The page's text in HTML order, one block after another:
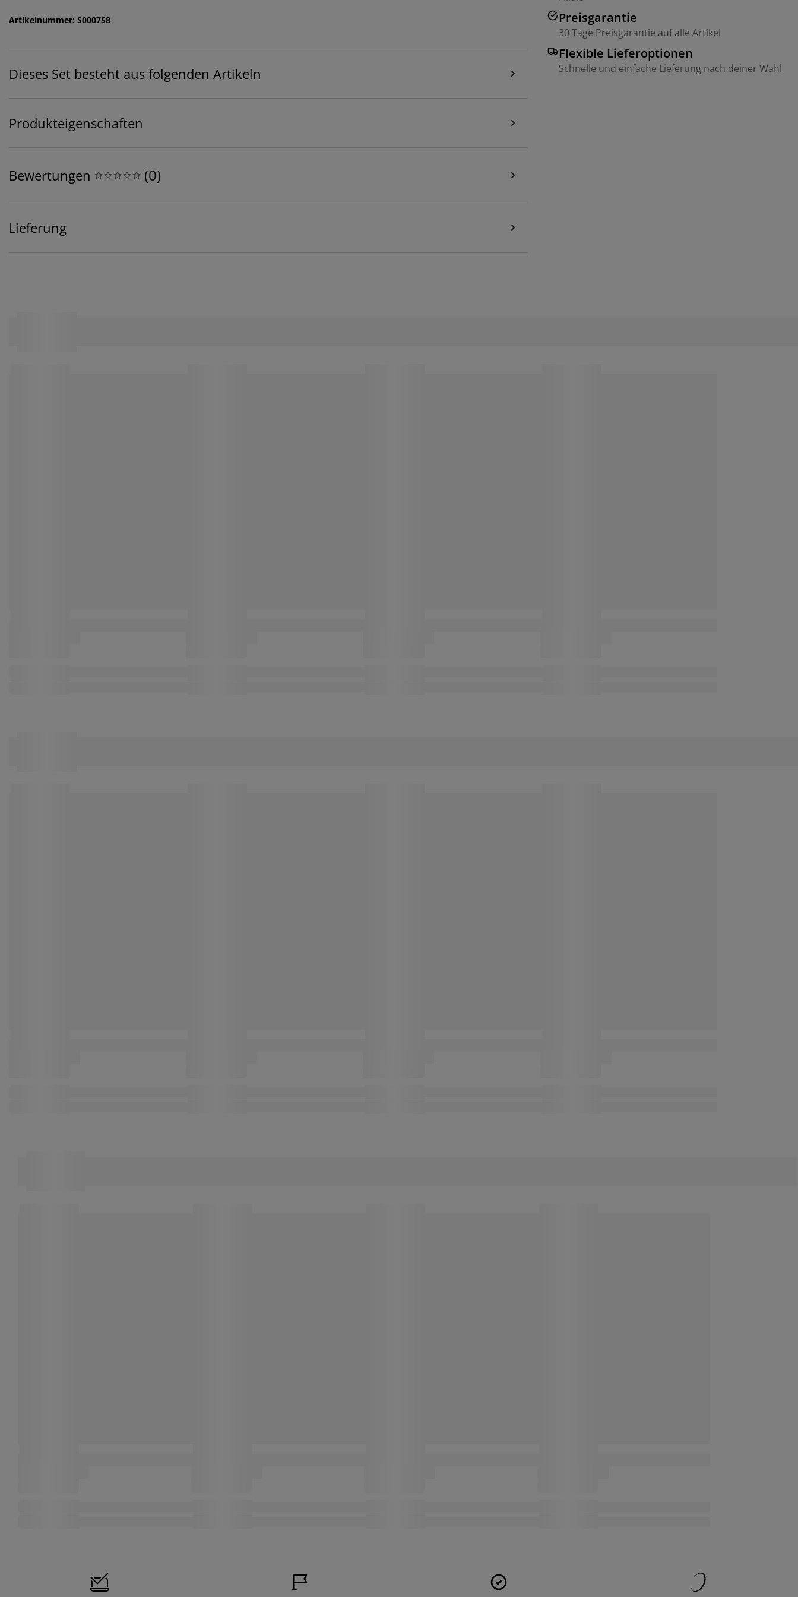
Preisgarantie
30 Tage Preisgarantie auf alle Artikel
Flexible Lieferoptionen
Schnelle und einfache Lieferung nach deiner Wahl
Artikelnummer: S000758
Dieses Set besteht aus folgenden Artikeln
Produkteigenschaften
Bewertungen (0)
Lieferung